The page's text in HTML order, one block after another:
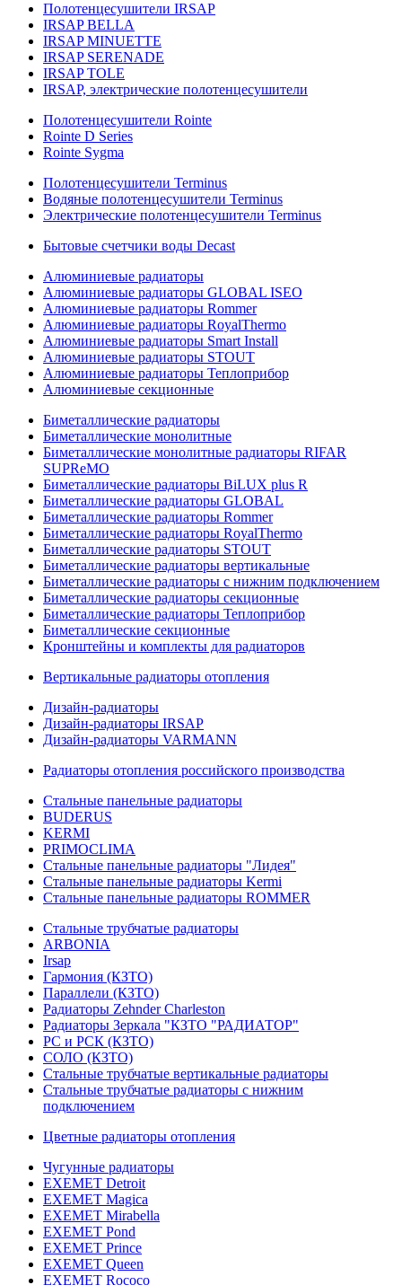
Полотенцесушители IRSAP
IRSAP BELLA
IRSAP MINUETTE
IRSAP SERENADE
IRSAP TOLE
IRSAP, электрические полотенцесушители
Полотенцесушители Rointe
Rointe D Series
Rointe Sygma
Полотенцесушители Terminus
Водяные полотенцесушители Terminus
Электрические полотенцесушители Terminus
Бытовые счетчики воды Decast
Алюминиевые радиаторы
Алюминиевые радиаторы GLOBAL ISEO
Алюминиевые радиаторы Rommer
Алюминиевые радиаторы RoyalThermo
Алюминиевые радиаторы Smart Install
Алюминиевые радиаторы STOUT
Алюминиевые радиаторы Теплоприбор
Алюминиевые секционные
Биметаллические радиаторы
Биметаллические монолитные
Биметаллические монолитные радиаторы RIFAR
SUPReMO
Биметаллические радиаторы BiLUX plus R
Биметаллические радиаторы GLOBAL
Биметаллические радиаторы Rommer
Биметаллические радиаторы RoyalThermo
Биметаллические радиаторы STOUT
Биметаллические радиаторы вертикальные
Биметаллические радиаторы с нижним подключением
Биметаллические радиаторы секционные
Биметаллические радиаторы Теплоприбор
Биметаллические секционные
Кронштейны и комплекты для радиаторов
Вертикальные радиаторы отопления
Дизайн-радиаторы
Дизайн-радиаторы IRSAP
Дизайн-радиаторы VARMANN
Радиаторы отопления российского производства
Стальные панельные радиаторы
BUDERUS
KERMI
PRIMOCLIMA
Стальные панельные радиаторы "Лидея"
Стальные панельные радиаторы Kermi
Стальные панельные радиаторы ROMMER
Стальные трубчатые радиаторы
ARBONIA
Irsap
Гармония (КЗТО)
Параллели (КЗТО)
Радиаторы Zehnder Charleston
Радиаторы Зеркала "КЗТО "РАДИАТОР"
РС и РСК (КЗТО)
СОЛО (КЗТО)
Стальные трубчатые вертикальные радиаторы
Стальные трубчатые радиаторы с нижним
подключением
Цветные радиаторы отопления
Чугунные радиаторы
EXEMET Detroit
EXEMET Magica
EXEMET Mirabella
EXEMET Pond
EXEMET Prince
EXEMET Queen
EXEMET Rococo